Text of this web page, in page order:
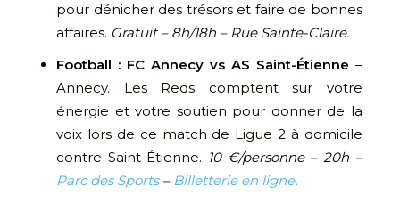
pour dénicher des trésors et faire de bonnes
affaires. Gratuit – 8h/18h – Rue Sainte-Claire.
Football : FC Annecy vs AS Saint-Étienne –
Annecy. Les Reds comptent sur votre
énergie et votre soutien pour donner de la
voix lors de ce match de Ligue 2 à domicile
contre Saint-Étienne. 10 €/personne – 20h –
Parc des Sports– Billetterie en ligne.